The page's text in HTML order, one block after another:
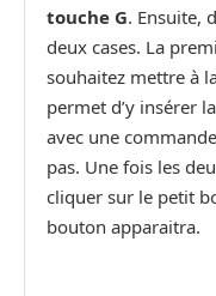
touche G. Ensuite,
deux cases. La
souhaitez mettre à
permet d’y insérer
avec une
pas. Une fois les
cliquer sur le petit
bouton apparaitra.